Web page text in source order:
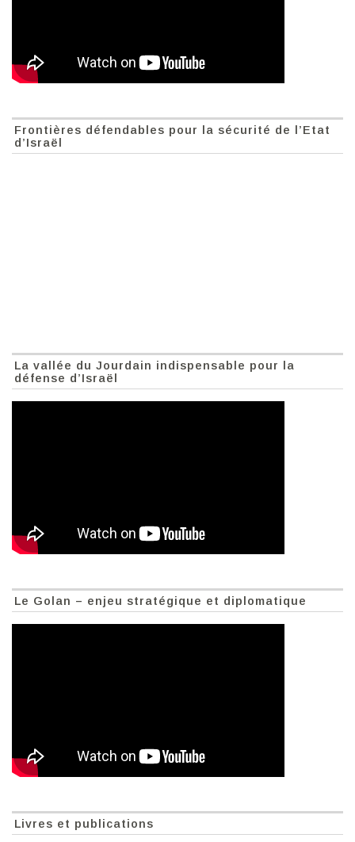
Frontières défendables pour la sécurité de l’Etat
d’Israël
La vallée du Jourdain indispensable pour la
défense d’Israël
Le Golan – enjeu stratégique et diplomatique
Livres et publications